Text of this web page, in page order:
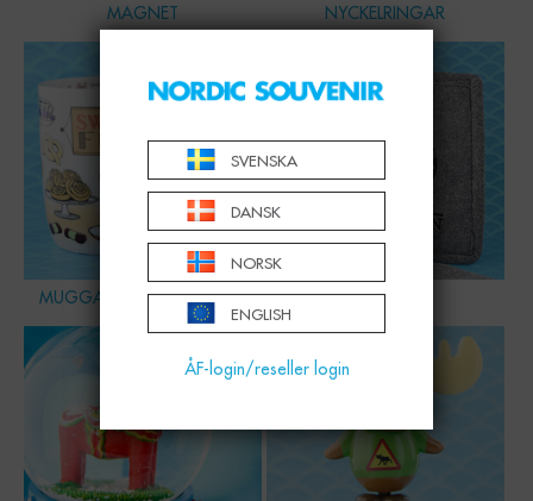
MAGNET NYCKELRINGAR
MUGGAR, SKÅLAR & GLAS HEMMET
SVENSKA
DANSK
NORSK
ENGLISH
ÅF-login/reseller login